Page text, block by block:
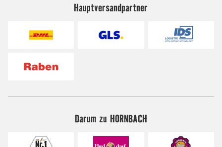
Hauptversandpartner
Darum zu HORNBACH